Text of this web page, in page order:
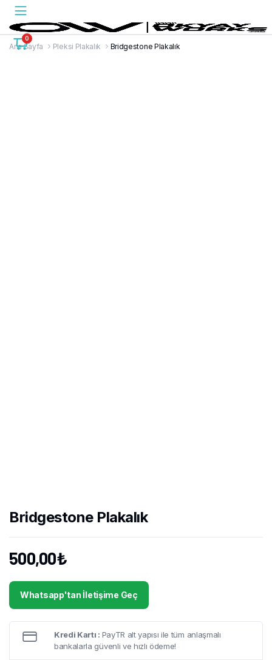
0
Ana Sayfa Pleksi Plakalık Bridgestone Plakalık
Bridgestone Plakalık
500,00₺
Whatsapp'tan İletişime Geç
Kredi Kartı : PayTR alt yapısı ile tüm anlaşmalı
bankalarla güvenli ve hızlı ödeme!